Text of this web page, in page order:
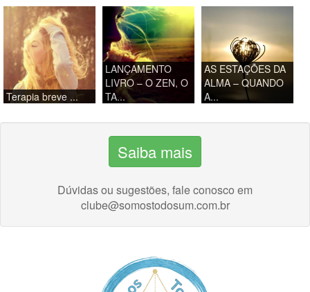
Terapia breve ...
LANÇAMENTO
LIVRO – O ZEN, O
TA...
AS ESTAÇÕES DA
ALMA – QUANDO
A...
Saiba mais
Dúvidas ou sugestões, fale conosco em
clube@somostodosum.com.br